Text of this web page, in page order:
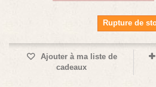
Rupture de
Ajouter à ma liste de
cadeaux